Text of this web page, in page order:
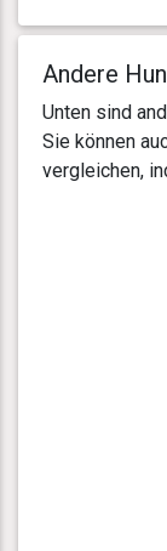
Andere
Unten sind
Sie können
vergleichen,